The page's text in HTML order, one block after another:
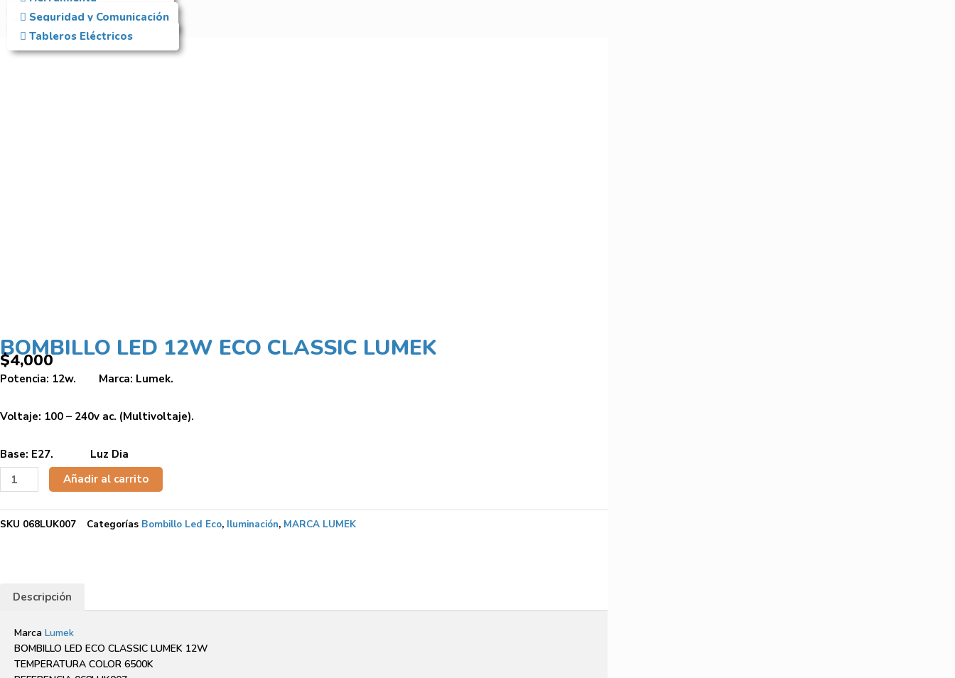
Seguridad y Comunicación
Tableros Eléctricos
BOMBILLO LED 12W ECO CLASSIC LUMEK
$4,000
Potencia: 12w. Marca: Lumek.
Voltaje: 100 – 240v ac. (Multivoltaje).
Base: E27. Luz Dia
BOMBILLO
LED
12W
cantidad
Añadir al carrito
SKU 068LUK007 Categorías Bombillo Led Eco, Iluminación, MARCA LUMEK
Descripción
Marca Lumek
BOMBILLO LED ECO CLASSIC LUMEK 12W
TEMPERATURA COLOR 6500K